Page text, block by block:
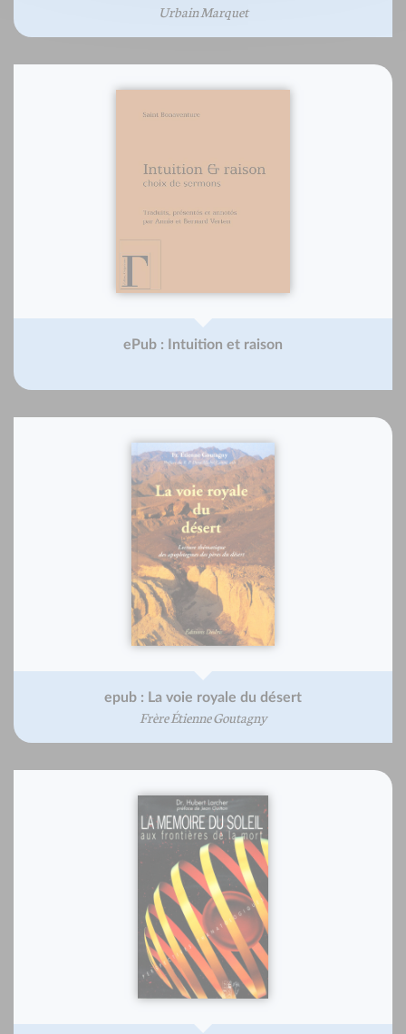
Urbain Marquet
ePub : Intuition et raison
epub : La voie royale du désert
Frère Étienne Goutagny